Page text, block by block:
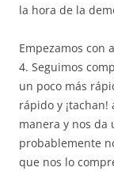
la hora de la
Empezamos con
4. Seguimos
un poco más
rápido y
manera y nos da
probablemente
que nos lo